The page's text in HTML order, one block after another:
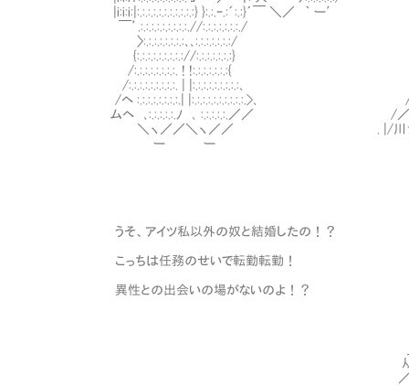
|i:i:i:|:.:.:.:.:.:.:.:.:.:.:} }:.:.ｰ.:´:.:}´￣ ＼／ ｀ ー′
￣’.:.:.:.:.:.:.:.:.:.//:.:.:.:.:.:.:./
〉:.:.:.:.:.:.:.:､､:.:.:.:.:.:.:/
{:.:.:.:.:.:.:.:.://:.:.:.:.:.:.:}
/:.:.:.:.:.:.:.:. ! !:.:.:.:.:.:.:{
/:.:.:.:.:.:.:.:.:. | |:.:.:.:.:.:.:.:.:､ ／
/ヘ :.:.:.:.:.:.:.:.| |:.:.:.:.:.:.:.:.:.:.>､
ムヘ ､:.:.:.:.:.ﾉ ､ :.:.:.:.:.／／ /／／彡彡
＼ヽ／／＼ヽ／／ . |/川彡/彡Ⅷミ|
ー ー Ⅷ∨/∧iⅧ/:::’,::Ⅷ::::Ⅷ||
うそ、アイツ私以外の奴と結婚したの
こっちは任務のせいで転勤転勤！ x-
異性との出会いの場がないのよ！？ ＼＼
从 |∨∥
／ | Y